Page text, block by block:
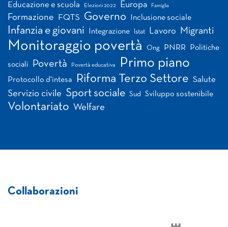
Educazione e scuola Elezioni 2022 Europa Famiglia
Formazione FQTS Governo Inclusione sociale
Infanzia e giovani Integrazione Istat Lavoro Migranti
Monitoraggio povertà Ong PNRR Politiche
sociali Povertà Povertà educativa Primo piano
Protocollo d'intesa Riforma Terzo Settore Salute
Servizio civile Sport sociale Sud Sviluppo sostenibile
Volontariato Welfare
Collaborazioni